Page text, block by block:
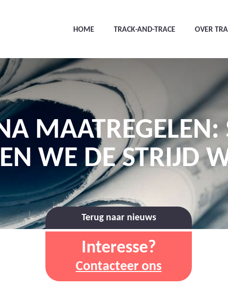
HOME TRACK-AND-TRACE OVER
WE DE STRIJD
Terug naar nieuws
Interesse?
Contacteer ons